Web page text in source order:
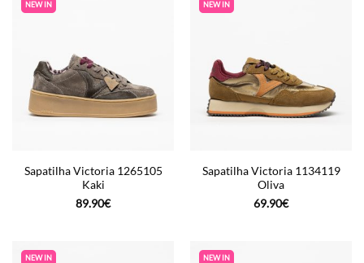
NEW IN
Sapatilha Victoria 1265105
Kaki
89.90€
NEW IN
Sapatilha Victoria 1134119
Oliva
69.90€
NEW IN NEW IN